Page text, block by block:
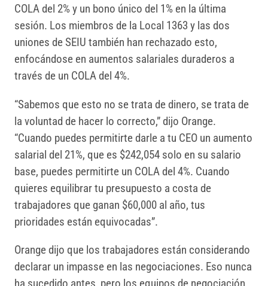
COLA del 2% y un bono único del 1% en la última
sesión. Los miembros de la Local 1363 y las dos
uniones de SEIU también han rechazado esto,
enfocándose en aumentos salariales duraderos a
través de un COLA del 4%.
“Sabemos que esto no se trata de dinero, se trata de
la voluntad de hacer lo correcto,” dijo Orange.
“Cuando puedes permitirte darle a tu CEO un aumento
salarial del 21%, que es $242,054 solo en su salario
base, puedes permitirte un COLA del 4%. Cuando
quieres equilibrar tu presupuesto a costa de
trabajadores que ganan $60,000 al año, tus
prioridades están equivocadas”.
Orange dijo que los trabajadores están considerando
declarar un impasse en las negociaciones. Eso nunca
ha sucedido antes, pero los equipos de negociación